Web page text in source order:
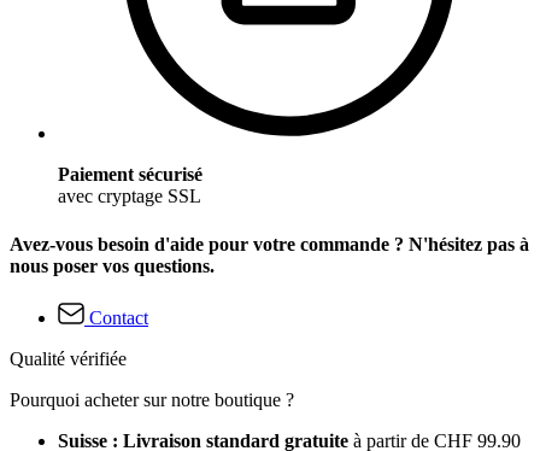
Paiement sécurisé
avec cryptage SSL
Avez-vous besoin d'aide pour votre commande ? N'hésitez pas à
nous poser vos questions.
Contact
Qualité vérifiée
Pourquoi acheter sur notre boutique ?
Suisse : Livraison standard gratuite à partir de CHF 99.90